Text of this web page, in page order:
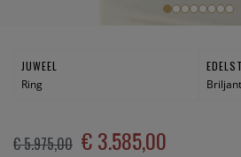
JUWEEL
Ring
Briljant
€ 5.975,00 € 3.585,00